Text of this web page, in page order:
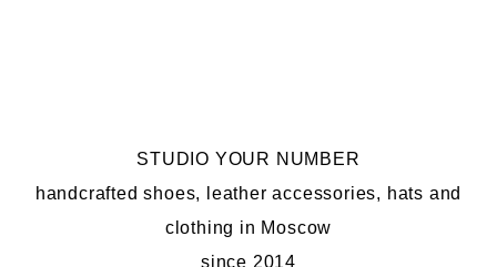
STUDIO YOUR NUMBER
handcrafted shoes, leather accessories, hats and
clothing in Moscow
since 2014